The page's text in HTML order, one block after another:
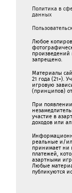
Политика в
данных
Любое
произведений
запрещено.
Материалы
21 года (21+).
игровую
(принципов)
При
участие в
доходов или
реальные и/
принимает ни
платежей,
азартными
Любые
публикуютcя